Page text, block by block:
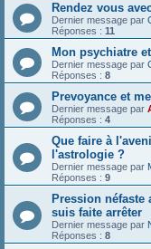
Rendez vous
Dernier message par
Réponses : 11
Mon psychiatre
Dernier message par
Réponses : 8
Prevoyance et
Dernier message par
Réponses : 4
Que faire à
l'astrologie ?
Dernier message par
Réponses : 9
Pression
suis faite arrêter
Dernier message par
Réponses : 8